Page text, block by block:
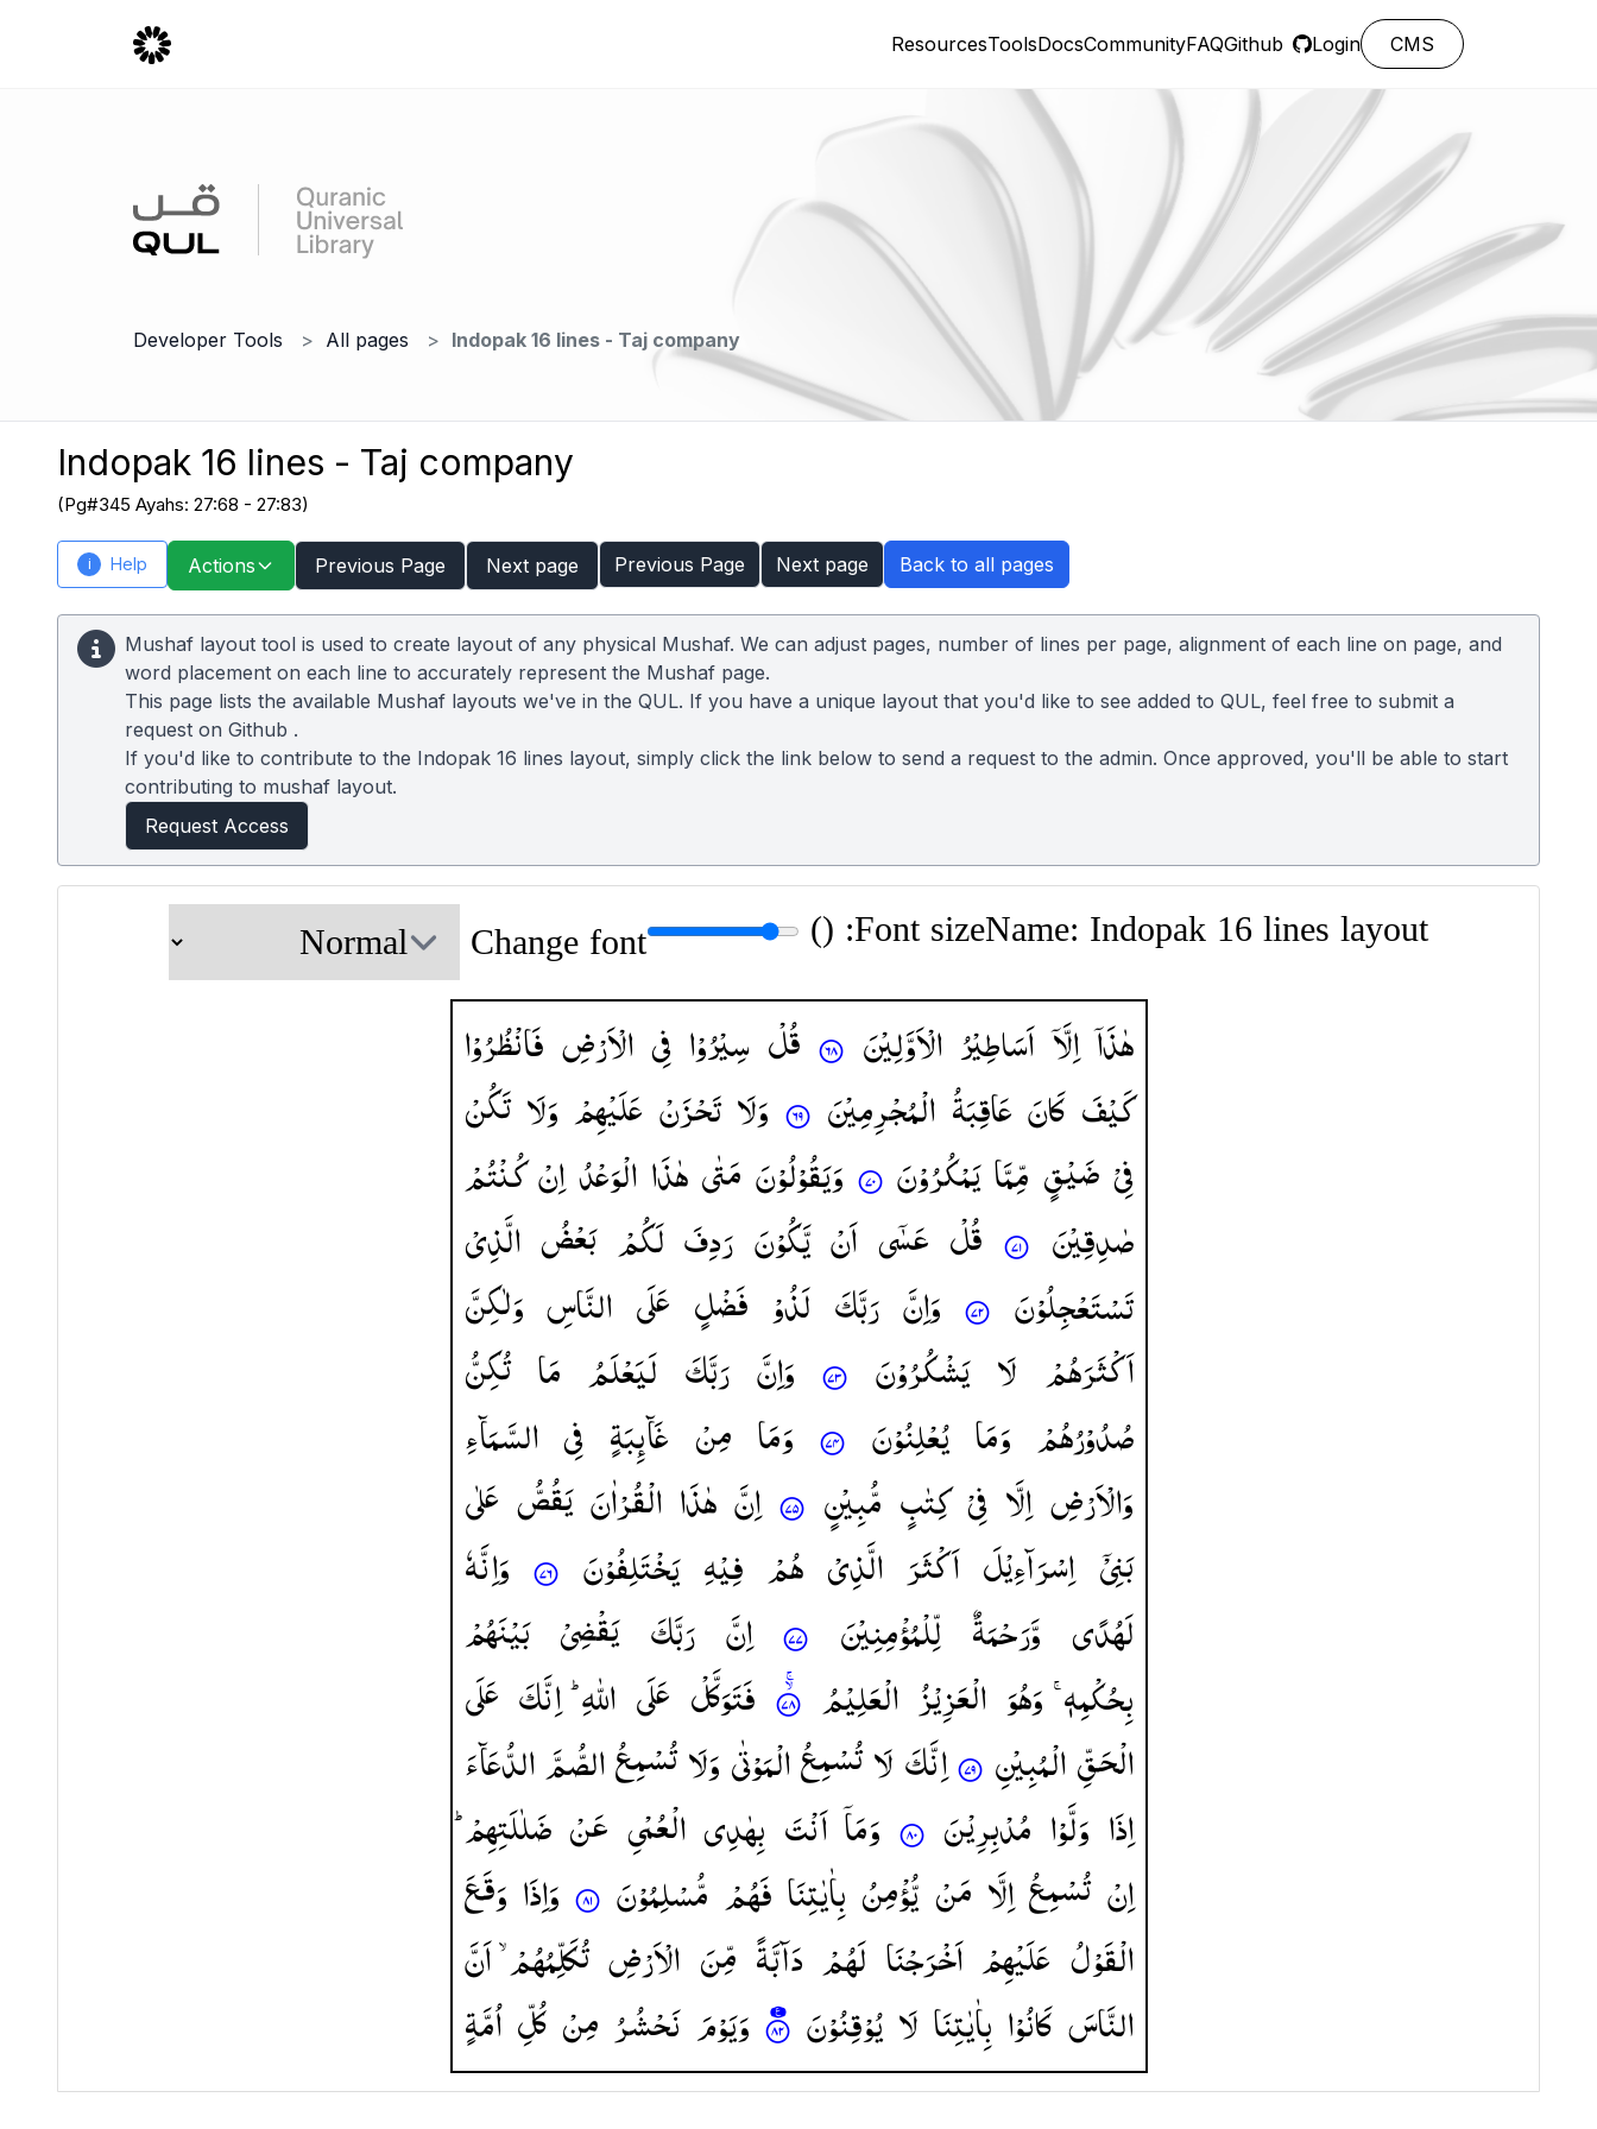
ResourcesToolsDocsCommunityFAQGithub Login CMS
Developer Tools All pages Indopak 16 lines - Taj company
Indopak 16 lines - Taj company
(Pg#345 Ayahs: 27:68 - 27:83)
i Help Actions Previous Page Next page Previous Page Next page Back to all pages
Mushaf layout tool is used to create layout of any physical Mushaf. We can adjust pages, number of lines per page, alignment of each line on page, and
word placement on each line to accurately represent the Mushaf page.
This page lists the available Mushaf layouts we've in the QUL. If you have a unique layout that you'd like to see added to QUL, feel free to submit a
request on Github .
If you'd like to contribute to the Indopak 16 lines layout, simply click the link below to send a request to the admin. Once approved, you'll be able to start
contributing to mushaf layout.
Request Access
Name: Indopak 16 lines layout
Font size: (
)
Change font
هٰذَاۤ اِلَّاۤ اَسَاطِیْرُ الْاَوَّلِیْنَ قُلْ سِیْرُوْا فِی الْاَرْضِ فَانْظُرُوْا
كَیْفَ كَانَ عَاقِبَةُ الْمُجْرِمِیْنَ وَلَا تَحْزَنْ عَلَیْهِمْ وَلَا تَكُنْ
فِیْضَیْقٍ مِّمَّایَمْكُرُوْنَ وَیَقُوْلُوْنَ مَتٰی هٰذَا الْوَعْدُاِنْكُنْتُمْ
صٰدِقِیْنَ
قُلْ عَسٰۤی اَنْ یَّكُوْنَ رَدِفَ لَكُمْ بَعْضُ الَّذِیْ
تَسْتَعْجِلُوْنَ
وَاِنَّ رَبَّكَ لَذُوْ فَضْلٍ عَلَی النَّاسِ وَلٰكِنَّ
اَكْثَرَهُمْ لَا یَشْكُرُوْنَ وَاِنَّ رَبَّكَ لَیَعْلَمُ مَا تُكِنُّ
صُدُوْرُهُمْ وَمَا یُعْلِنُوْنَ وَمَا مِنْ غَآىِٕبَةٍ فِی السَّمَآءِ
وَالْاَرْضِ اِلَّا فِیْ كِتٰبٍ مُّبِیْنٍ اِنَّ هٰذَا الْقُرْاٰنَ یَقُصُّ عَلٰی
بَنِیْۤ اِسْرَآءِیْلَ اَكْثَرَ الَّذِیْ هُمْ فِیْهِ یَخْتَلِفُوْنَ
وَاِنَّهٗ
لَهُدًی وَّرَحْمَةٌ لِّلْمُؤْمِنِیْنَ اِنَّ رَبَّكَ یَقْضِیْ بَیْنَهُمْ
بِحُكْمِهٖ ۚ وَهُوَ الْعَزِیْزُ الْعَلِیْمُ فَتَوَكَّلْ عَلَی اللّٰهِ ؕ اِنَّكَ عَلَی
الْحَقِّالْمُبِیْنِ اِنَّكَلَاتُسْمِعُالْمَوْتٰیوَلَاتُسْمِعُالصُّمَّالدُّعَآءَ
اِذَا وَلَّوْا مُدْبِرِیْنَ وَمَاۤ اَنْتَ بِهٰدِی الْعُمْیِ عَنْ ضَلٰلَتِهِمْ ؕ
اِنْ تُسْمِعُ اِلَّا مَنْ یُّؤْمِنُ بِاٰیٰتِنَا فَهُمْ مُّسْلِمُوْنَ وَاِذَا وَقَعَ
الْقَوْلُ عَلَیْهِمْ اَخْرَجْنَا لَهُمْ دَآبَّةً مِّنَ الْاَرْضِ تُكَلِّمُهُمْ ۙ اَنَّ
النَّاسَ كَانُوْا بِاٰیٰتِنَا لَا یُوْقِنُوْنَ وَیَوْمَ نَحْشُرُ مِنْ كُلِّ اُمَّةٍ